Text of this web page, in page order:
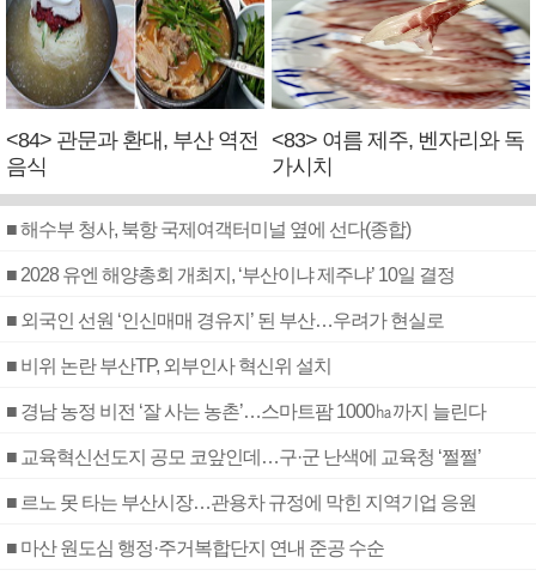
<84> 관문과 환대, 부산 역전
음식
<83> 여름 제주, 벤자리와 독
가시치
■ 해수부 청사, 북항 국제여객터미널 옆에 선다(종합)
■ 2028 유엔 해양총회 개최지, ‘부산이냐 제주냐’ 10일 결정
■ 외국인 선원 ‘인신매매 경유지’ 된 부산…우려가 현실로
■ 비위 논란 부산TP, 외부인사 혁신위 설치
■ 경남 농정 비전 ‘잘 사는 농촌’…스마트팜 1000㏊까지 늘린다
■ 교육혁신선도지 공모 코앞인데…구·군 난색에 교육청 ‘쩔쩔’
■ 르노 못 타는 부산시장…관용차 규정에 막힌 지역기업 응원
■ 마산 원도심 행정·주거복합단지 연내 준공 수순